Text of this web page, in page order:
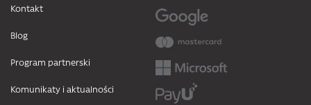
Kontakt
Blog
Program partnerski
Komunikaty i aktualności